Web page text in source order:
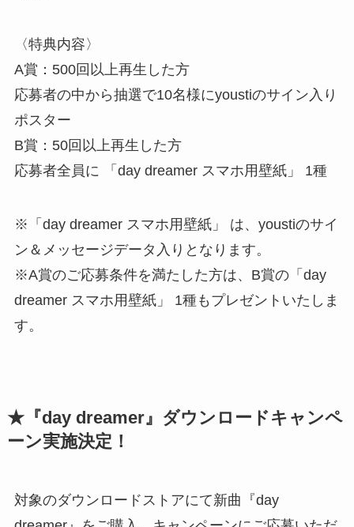
〈特典内容〉
A賞：500回以上再生した方
応募者の中から抽選で10名様にyoustiのサイン入り
ポスター
B賞：50回以上再生した方
応募者全員に 「day dreamer スマホ用壁紙」 1種
※「day dreamer スマホ用壁紙」 は、youstiのサイ
ン＆メッセージデータ入りとなります。
※A賞のご応募条件を満たした方は、B賞の「day
dreamer スマホ用壁紙」 1種もプレゼントいたしま
す。
★『day dreamer』ダウンロードキャンペ
ーン実施決定！
対象のダウンロードストアにて新曲『day